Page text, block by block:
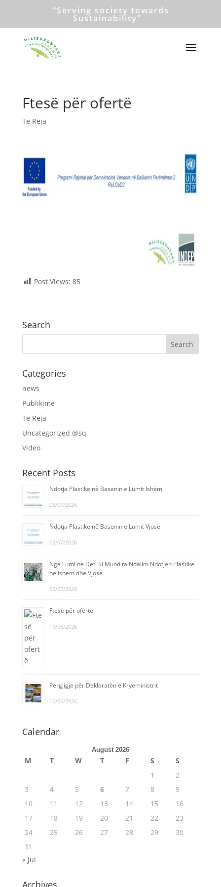
“Serving society towards
Sustainability”
Ftesë për ofertë
Te Reja
Post Views: 85
Search
Categories
news
Publikime
Te Reja
Uncategorized @sq
Video
Recent Posts
Ndotja Plastike në Basenin e Lumit Ishëm
03/07/2026
Ndotja Plastike në Basenin e Lumit Vjosë
03/07/2026
Nga Lumi në Det: Si Mund ta Ndalim Ndotjen Plastike
në Ishëm dhe Vjosë
02/07/2026
Ftesë për ofertë
19/06/2026
Përgjigje për Deklaratën e Kryeministrit
16/06/2026
Calendar
August 2026
M T W T F S
S
1
2
3
4 5 6 7 8
9
10
11 12 13 14 15
16
17
18 19 20 21 22
23
24
25 26 27 28 29
30
31
« Jul